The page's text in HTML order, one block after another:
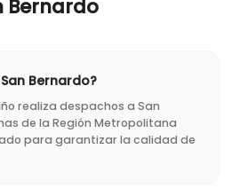
Bernardo
Bernardo?
realiza despachos a San
de la Región Metropolitana
para garantizar la calidad de